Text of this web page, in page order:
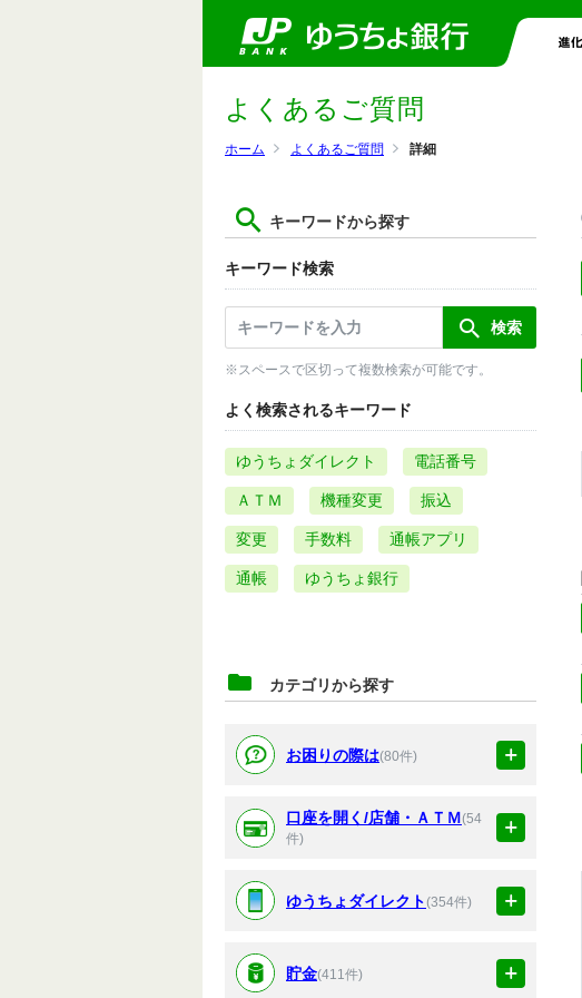
ホーム よくあるご質問 詳細
よくあるご質問
キーワードから探す
キーワード検索
※スペースで区切って複数検索が可能です。
よく検索されるキーワード
ゆうちょダイレクト 電話番号
ＡＴＭ 機種変更 振込
変更 手数料 通帳アプリ
通帳 ゆうちょ銀行
カテゴリから探す
お困りの際は(80件)
口座を開く/店舗・ＡＴＭ(54
件)
ゆうちょダイレクト(354件)
貯金(411件)